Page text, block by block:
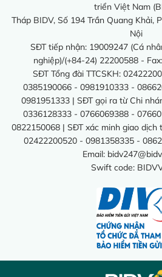
triển Việt Nam
Tháp BIDV, Số 194 Trần Quang Khải,
Nội
SĐT tiếp nhận: 19009247 (Cá
nghiệp)/(+84-24) 22200588 -
SĐT Tổng đài TTCSKH:
0385190066 - 0981910333 -
0981951333 | SĐT gọi ra từ Chi
0336128333 - 0766069388 -
0822150068 | SĐT xác minh giao dịch
02422200520 - 0981358335 -
Email:
Swift code: